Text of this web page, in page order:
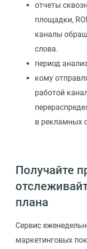
отчеты
площадки,
каналы
слова.
период
кому
работой
в рекламных
Получайте
плана
Сервис
маркетинговых